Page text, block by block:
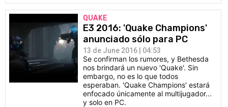
QUAKE
E3 2016: 'Quake Champions'
anunciado sólo para PC
13 de June 2016 | 04:53
Se confirman los rumores, y Bethesda
nos brindará un nuevo 'Quake'. Sin
embargo, no es lo que todos
esperaban. 'Quake Champions' estará
enfocado únicamente al multijugador...
y solo en PC.